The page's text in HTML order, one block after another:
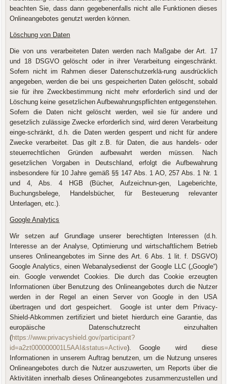
beachten Sie, dass dann gegebenenfalls nicht alle Funktionen dieses
Onlineangebotes genutzt werden können.
Löschung von Daten
Die von uns verarbeiteten Daten werden nach Maßgabe der Art. 17
und 18 DSGVO gelöscht oder in ihrer Verarbeitung eingeschränkt.
Sofern nicht im Rahmen dieser Datenschutzerklä-rung ausdrücklich
angegeben, werden die bei uns gespeicherten Daten gelöscht, sobald
sie für ihre Zweckbestimmung nicht mehr erforderlich sind und der
Löschung keine gesetzlichen Aufbewahrungspflichten entgegenstehen.
Sofern die Daten nicht gelöscht werden, weil sie für andere und
gesetzlich zulässige Zwecke erforderlich sind, wird deren Verarbeitung
einge-schränkt, d.h. die Daten werden gesperrt und nicht für andere
Zwecke verarbeitet. Das gilt z.B. für Daten, die aus handels- oder
steuerrechtlichen Gründen aufbewahrt werden müssen. Nach
gesetzlichen Vorgaben in Deutschland, erfolgt die Aufbewahrung
insbesondere für 10 Jahre gemäß §§ 147 Abs. 1 AO, 257 Abs. 1 Nr. 1
und 4, Abs. 4 HGB (Bücher, Aufzeichnun-gen, Lageberichte,
Buchungsbelege, Handelsbücher, für Besteuerung relevanter
Unterlagen, etc.).
Google Analytics
Wir setzen auf Grundlage unserer berechtigten Interessen (d.h.
Interesse an der Analyse, Optimierung und wirtschaftlichem Betrieb
unseres Onlineangebotes im Sinne des Art. 6 Abs. 1 lit. f. DSGVO)
Google Analytics, einen Webanalysedienst der Google LLC („Google“)
ein. Google verwendet Cookies. Die durch das Cookie erzeugten
Informationen über Benutzung des Onlineangebotes durch die Nutzer
werden in der Regel an einen Server von Google in den USA
übertragen und dort gespeichert. Google ist unter dem Privacy-
Shield-Abkommen zertifiziert und bietet hierdurch eine Garantie, das
europäische Datenschutzrecht einzuhalten
(https://www.privacyshield.gov/participant?
id=a2zt000000001L5AAI&status=Active). Google wird diese
Informationen in unserem Auftrag benutzen, um die Nutzung unseres
Onlineangebotes durch die Nutzer auszuwerten, um Reports über die
Aktivitäten innerhalb dieses Onlineangebotes zusammenzustellen und